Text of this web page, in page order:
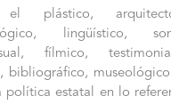
plástico,
lingüístico,
fílmico,
bibliográfico,
política estatal en lo